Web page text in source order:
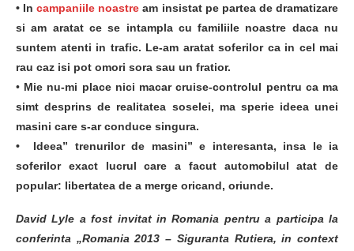
• Incampaniile noastre am insistat pe partea de dramatizare
si am aratat ce se intampla cu familiile noastre daca nu
suntem atenti in trafic. Le-am aratat soferilor ca in cel mai
rau caz isi pot omori sora sau un fratior.
• Mie nu-mi place nici macar cruise-controlul pentru ca ma
simt desprins de realitatea soselei, ma sperie ideea unei
masini care s-ar conduce singura.
• Ideea” trenurilor de masini” e interesanta, insa le ia
soferilor exact lucrul care a facut automobilul atat de
popular: libertatea de a merge oricand, oriunde.
David Lyle a fost invitat in Romania pentru a participa la
conferinta „Romania 2013 – Siguranta Rutiera, in context